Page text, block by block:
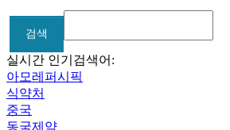
검색
검색
실시간 인기검색어:
아모레퍼시픽
식약처
중국
동국제약